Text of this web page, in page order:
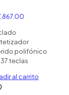
polifónico
teclas
al carrito